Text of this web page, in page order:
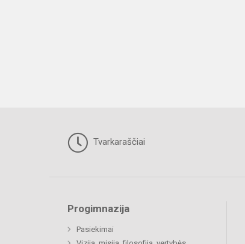
Tvarkaraščiai
Progimnazija
Pasiekimai